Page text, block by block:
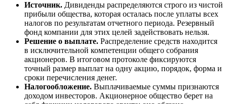
Источник. Дивиденды распределяются строго из чистой
прибыли общества, которая осталась после уплаты всех
налогов по результатам отчетного периода. Резервный
фонд компании для этих целей задействовать нельзя.
Решение о выплате. Распределение средств находится
в исключительной компетенции общего собрания
акционеров. В итоговом протоколе фиксируются
точный размер выплат на одну акцию, порядок, форма и
сроки перечисления денег.
Налогообложение. Выплачиваемые суммы признаются
доходом инвесторов. Акционерное общество берет на